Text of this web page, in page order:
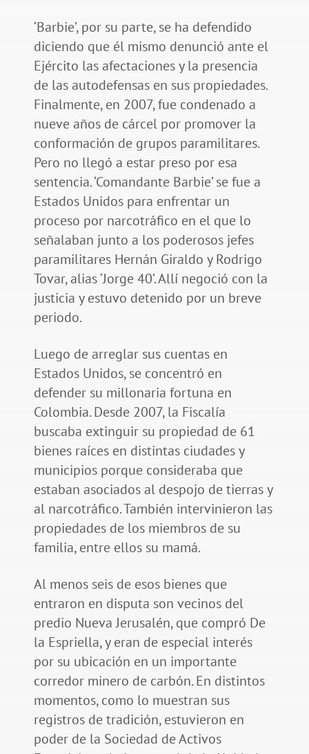
‘Barbie’, por su parte, se ha defendido
diciendo que él mismo denunció ante el
Ejército las afectaciones y la presencia
de las autodefensas en sus propiedades.
Finalmente, en 2007, fue condenado a
nueve años de cárcel por promover la
conformación de grupos paramilitares.
Pero no llegó a estar preso por esa
sentencia. ‘Comandante Barbie’ se fue a
Estados Unidos para enfrentar un
proceso por narcotráfico en el que lo
señalaban junto a los poderosos jefes
paramilitares Hernán Giraldo y Rodrigo
Tovar, alias ‘Jorge 40’. Allí negoció con la
justicia y estuvo detenido por un breve
periodo.
Luego de arreglar sus cuentas en
Estados Unidos, se concentró en
defender su millonaria fortuna en
Colombia. Desde 2007, la Fiscalía
buscaba extinguir su propiedad de 61
bienes raíces en distintas ciudades y
municipios porque consideraba que
estaban asociados al despojo de tierras y
al narcotráfico. También intervinieron las
propiedades de los miembros de su
familia, entre ellos su mamá.
Al menos seis de esos bienes que
entraron en disputa son vecinos del
predio Nueva Jerusalén, que compró De
la Espriella, y eran de especial interés
por su ubicación en un importante
corredor minero de carbón. En distintos
momentos, como lo muestran sus
registros de tradición, estuvieron en
poder de la Sociedad de Activos